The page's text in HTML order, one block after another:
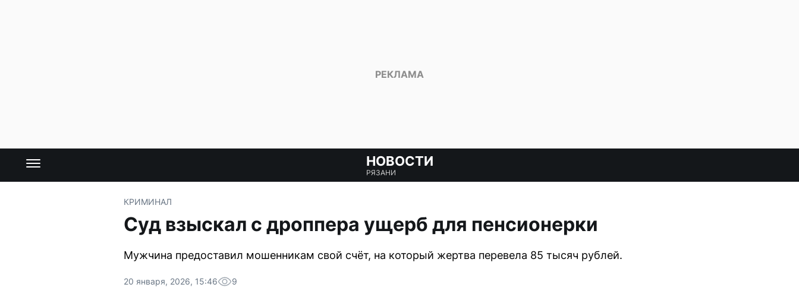
НОВОСТИ
РЯЗАНИ
КРИМИНАЛ
Суд взыскал с дроппера ущерб для пенсионерки
Мужчина предоставил мошенникам свой счёт, на который жертва перевела 85 тысяч рублей.
20 января, 2026, 15:46 9